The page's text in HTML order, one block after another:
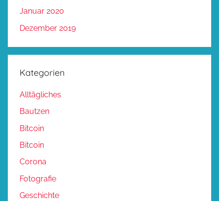
Januar 2020
Dezember 2019
Kategorien
Alltägliches
Bautzen
Bitcoin
Bitcoin
Corona
Fotografie
Geschichte